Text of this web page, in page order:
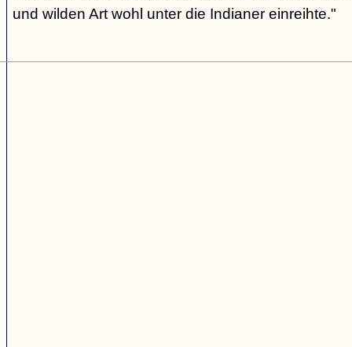
und wilden Art wohl unter die Indianer einreihte."